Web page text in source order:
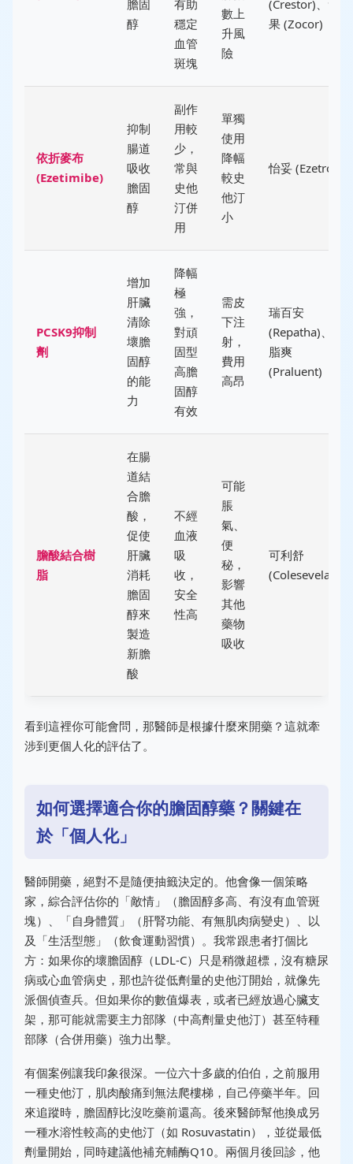
膽固
醇
有助
穩定
血管
斑塊
數上
升風
險
(Crestor)、素
果 (Zocor)
依折麥布
(Ezetimibe)
抑制
腸道
吸收
膽固
醇
副作
用較
少，
常與
史他
汀併
用
單獨
使用
降幅
較史
他汀
小
怡妥 (Ezetrol)
PCSK9抑制
劑
增加
肝臟
清除
壞膽
固醇
的能
力
降幅
極
強，
對頑
固型
高膽
固醇
有效
需皮
下注
射，
費用
高昂
瑞百安
(Repatha)、樂
脂爽
(Praluent)
膽酸結合樹
脂
在腸
道結
合膽
酸，
促使
肝臟
消耗
膽固
醇來
製造
新膽
酸
不經
血液
吸
收，
安全
性高
可能
脹
氣、
便
秘，
影響
其他
藥物
吸收
可利舒
(Colesevelam)
看到這裡你可能會問，那醫師是根據什麼來開藥？這就牽
涉到更個人化的評估了。
如何選擇適合你的膽固醇藥？關鍵在
於「個人化」
醫師開藥，絕對不是隨便抽籤決定的。他會像一個策略
家，綜合評估你的「敵情」（膽固醇多高、有沒有血管斑
塊）、「自身體質」（肝腎功能、有無肌肉病變史）、以
及「生活型態」（飲食運動習慣）。我常跟患者打個比
方：如果你的壞膽固醇（LDL-C）只是稍微超標，沒有糖尿
病或心血管病史，那也許從低劑量的史他汀開始，就像先
派個偵查兵。但如果你的數值爆表，或者已經放過心臟支
架，那可能就需要主力部隊（中高劑量史他汀）甚至特種
部隊（合併用藥）強力出擊。
有個案例讓我印象很深。一位六十多歲的伯伯，之前服用
一種史他汀，肌肉酸痛到無法爬樓梯，自己停藥半年。回
來追蹤時，膽固醇比沒吃藥前還高。後來醫師幫他換成另
一種水溶性較高的史他汀（如 Rosuvastatin），並從最低
劑量開始，同時建議他補充輔酶Q10。兩個月後回診，他